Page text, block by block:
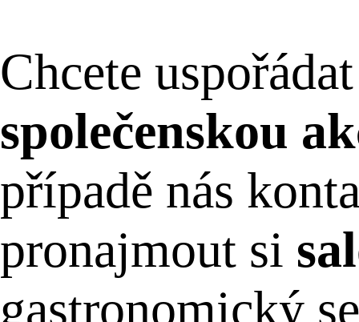
Chcete
společenskou
případě nás
pronajmout si
gastronomický